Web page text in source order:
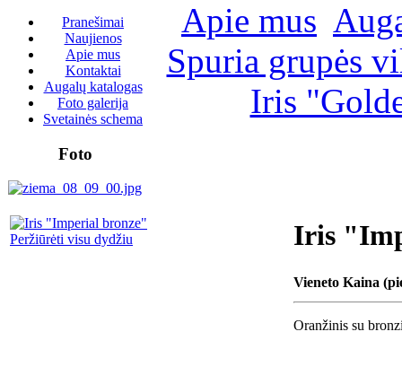
Pranešimai
Naujienos
Apie mus
Kontaktai
Augalų katalogas
Foto galerija
Svetainės schema
Foto
Apie mus
Spuria grupės
Iris
Peržiūrėti visu dydžiu Iris
Vieneto Kaina
Oranžinis su